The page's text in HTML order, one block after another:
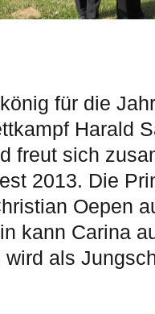
für die
Harald
freut sich
2013. Die
Oepen
kann Carina
wird als